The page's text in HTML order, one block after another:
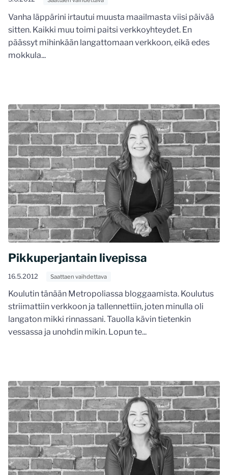
Vanha läppärini irtautui muusta maailmasta viisi päivää
sitten. Kaikki muu toimi paitsi verkkoyhteydet. En
päässyt mihinkään langattomaan verkkoon, eikä edes
mokkula...
Pikkuperjantain livepissa
16.5.2012 Saattaen vaihdettava
Koulutin tänään Metropoliassa bloggaamista. Koulutus
striimattiin verkkoon ja tallennettiin, joten minulla oli
langaton mikki rinnassani. Tauolla kävin tietenkin
vessassa ja unohdin mikin. Lopun te...